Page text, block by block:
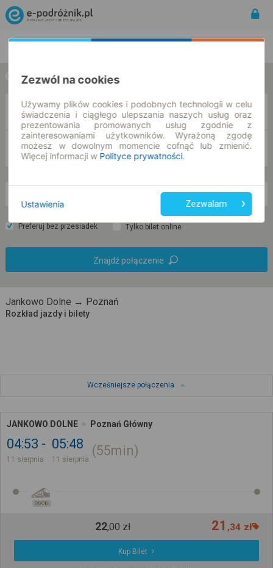
w jedną stronę w obie strony
Z
DO
Preferuj bez przesiadek Tylko bilet online
Znajdź połączenie
Jankowo Dolne → Poznań
Rozkład jazdy i bilety
Wcześniejsze połączenia
JANKOWO DOLNE Poznań Główny
04:53
11 sierpnia
05:48
11 sierpnia
55min
OSOB.
22,00 zł 21 ,34 zł
Kup Bilet
Zezwól na cookies
Używamy plików cookies i podobnych technologii w celu
świadczenia i ciągłego ulepszania naszych usług oraz
prezentowania promowanych usług zgodnie z
zainteresowaniami użytkowników. Wyrażoną zgodę
możesz w dowolnym momencie cofnąć lub zmienić.
Więcej informacji w Polityce prywatności.
Ustawienia Zezwalam